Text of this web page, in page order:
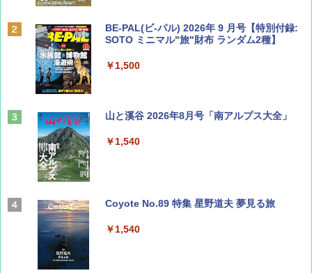
BE-PAL(ビ-パル) 2026年 9 月号【特別付録:
SOTO ミニマル"旅"財布 ランダム2種】
￥1,500
山と溪谷 2026年8月号「南アルプス大全」
￥1,540
Coyote No.89 特集 星野道夫 夢見る旅
￥1,540